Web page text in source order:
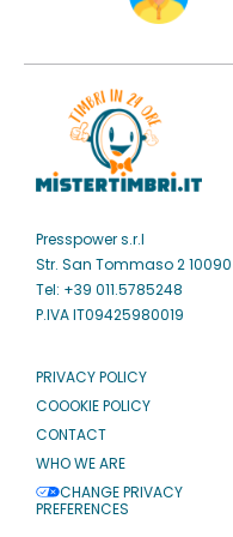
Presspower s.r.l
Str. San Tommaso 2
Tel: +39 011.5785248
P.IVA IT09425980019
PRIVACY POLICY
COOOKIE POLICY
CONTACT
WHO WE ARE
CHANGE PRIVACY
PREFERENCES